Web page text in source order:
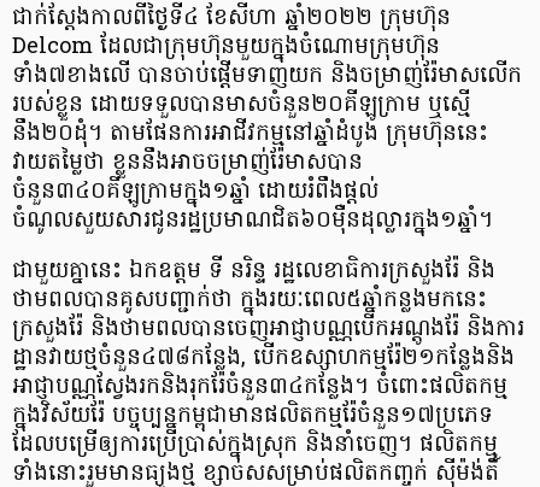
ជាក់ស្តែងកាលពីថ្ងៃទី៤ ខែសីហា ឆ្នាំ២០២២ ក្រុមហ៊ុន
Delcom ដែលជាក្រុមហ៊ុនមួយ​ក្នុងចំណោមក្រុមហ៊ុន
ទាំង៧ខាងលើ បានចាប់ផ្តើមទាញយក និងចម្រាញ់រ៉ែមាសលើក
របស់ខ្លួន ដោយទទួលបានមាសចំនួន២០គីឡូក្រាម ឬស្មើ
នឹង២០ដុំ។ តាមផែនការអាជីវកម្ម​នៅឆ្នាំដំបូង ក្រុមហ៊ុននេះ
វាយតម្លៃថា ខ្លួននឹងអាចចម្រាញ់រ៉ែមាសបាន
ចំនួន៣៤០គីឡូក្រាមក្នុង១ឆ្នាំ ដោយរំពឹងផ្តល់
ចំណូលសួយសារជូនរដ្ឋប្រមាណជិត៦០ម៉ឺនដុល្លារក្នុង១ឆ្នាំ។
ជាមួយគ្នានេះ ឯកឧត្តម ទី នរិន្ទ រដ្ឋលេខាធិការក្រសួងរ៉ែ និង
ថាមពលបានគូសបញ្ជាក់ថា ក្នុងរយៈពេល៥ឆ្នាំកន្លងមកនេះ
ក្រសួងរ៉ែ និងថាមពលបានចេញអាជ្ញាបណ្ណបើកអណ្តូងរ៉ែ និងការ
ដ្ឋានវាយថ្មចំនួន៤៧៨កន្លែង, បើកឧស្សាហកម្មរ៉ែ២១កន្លែងនិង
អាជ្ញាបណ្ណស្វែងរកនិងរុករ៉ែចំនួន៣៤កន្លែង។ ចំពោះផលិតកម្ម
ក្នុងវិស័យរ៉ែ បច្ចុប្បន្នកម្ពុជាមានផលិតកម្មរ៉ែចំនួន១៧ប្រភេទ
ដែលបម្រើឲ្យការប្រើប្រាស់ក្នុងស្រុក និងនាំចេញ។ ផលិតកម្ម
ទាំងនោះរួមមានធ្យូងថ្ម ខ្សាច់សសម្រាប់ផលិតកញ្ចក់ ស៊ីម៉ង់តិ៍